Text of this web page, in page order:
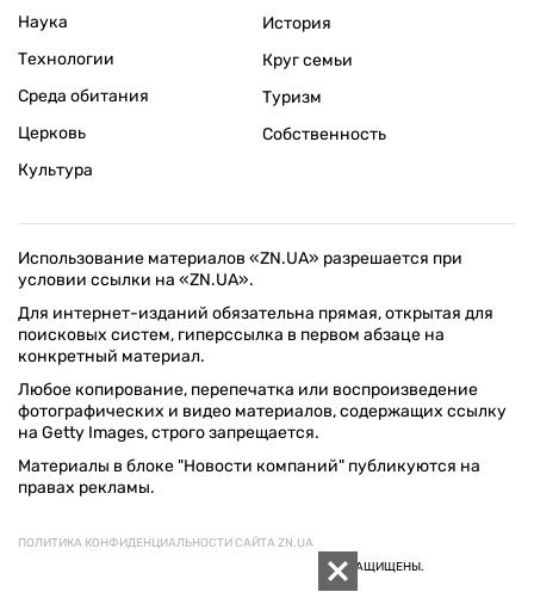
Наука
Технологии
Среда обитания
Церковь
Культура
История
Круг семьи
Туризм
Собственность
Использование материалов «ZN.UA» разрешается при
условии ссылки на «ZN.UA».
Для интернет-изданий обязательна прямая, открытая для
поисковых систем, гиперссылка в первом абзаце на
конкретный материал.
Любое копирование, перепечатка или воспроизведение
фотографических и видео материалов, содержащих ссылку
на Getty Images, строго запрещается.
Материалы в блоке "Новости компаний" публикуются на
правах рекламы.
ПОЛИТИКА КОНФИДЕНЦИАЛЬНОСТИ САЙТА ZN.UA
© 1994–2026 «ЗЕРКАЛО НЕДЕЛИ. УКРАИНА». ВСЕ ПРАВА ЗАЩИЩЕНЫ.